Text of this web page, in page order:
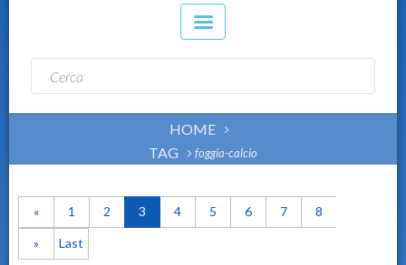
HOME
TAG
foggia-calcio
« 1 2 3 4 5 6 7 8
» Last